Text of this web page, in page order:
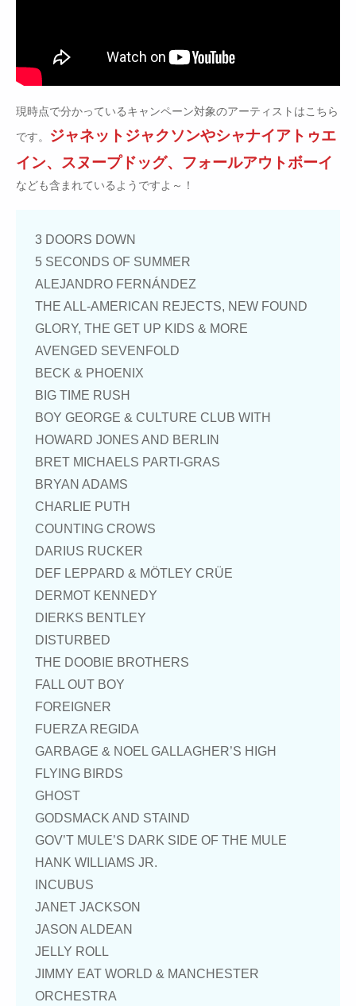
現時点で分かっているキャンペーン対象のアーティストはこちら
です。
ジャネットジャクソンやシャナイアトゥエ
イン、スヌープドッグ、フォールアウトボーイ
なども含まれているようですよ～！
3 DOORS DOWN
5 SECONDS OF SUMMER
ALEJANDRO FERNÁNDEZ
THE ALL-AMERICAN REJECTS, NEW FOUND
GLORY, THE GET UP KIDS & MORE
AVENGED SEVENFOLD
BECK & PHOENIX
BIG TIME RUSH
BOY GEORGE & CULTURE CLUB WITH
HOWARD JONES AND BERLIN
BRET MICHAELS PARTI-GRAS
BRYAN ADAMS
CHARLIE PUTH
COUNTING CROWS
DARIUS RUCKER
DEF LEPPARD & MÖTLEY CRÜE
DERMOT KENNEDY
DIERKS BENTLEY
DISTURBED
THE DOOBIE BROTHERS
FALL OUT BOY
FOREIGNER
FUERZA REGIDA
GARBAGE & NOEL GALLAGHER’S HIGH
FLYING BIRDS
GHOST
GODSMACK AND STAIND
GOV’T MULE’S DARK SIDE OF THE MULE
HANK WILLIAMS JR.
INCUBUS
JANET JACKSON
JASON ALDEAN
JELLY ROLL
JIMMY EAT WORLD & MANCHESTER
ORCHESTRA